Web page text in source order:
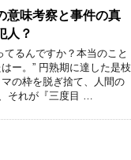
意味考察と事件の真
人？
てるんですか？本当のこと
ー。” 円熟期に達した是枝
の枠を脱ぎ捨て、人間の
それが『三度目 …